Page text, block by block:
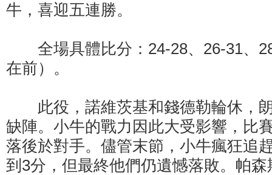
牛，喜迎五連勝。
全場具體比分：24-28、26-31、
在前）。
此役，諾維茨基和錢德勒輪休，
缺陣。小牛的戰力因此大受影響，比
落後於對手。儘管末節，小牛瘋狂追
到3分，但最終他們仍遺憾落敗。帕